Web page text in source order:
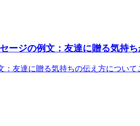
ージの例文：友達に贈る気持
：友達に贈る気持ちの伝え方につい